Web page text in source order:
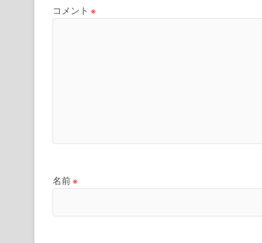
コメント ※
名前※